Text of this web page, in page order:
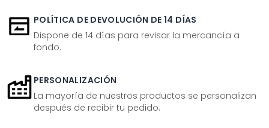
POLÍTICA DE DEVOLUCIÓN DE 14 DÍAS
Dispone de 14 días para revisar la mercancía a
fondo.
PERSONALIZACIÓN
La mayoría de nuestros productos se personalizan
después de recibir tu pedido.